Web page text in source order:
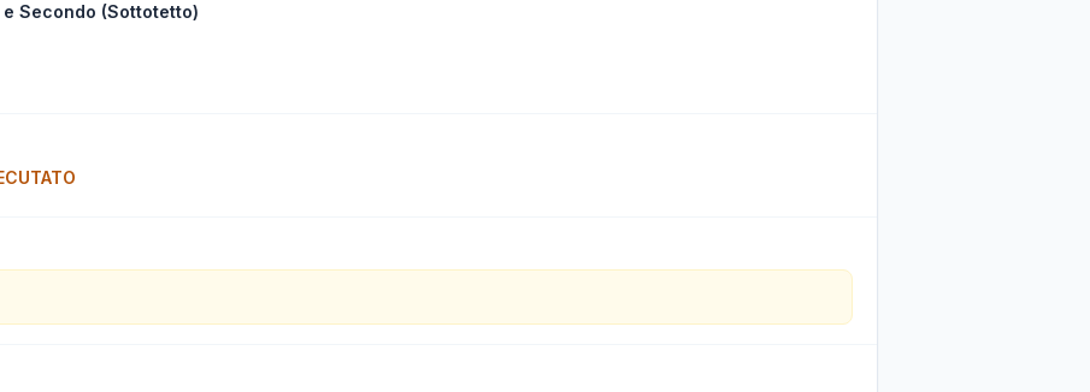
e Secondo (Sottotetto)